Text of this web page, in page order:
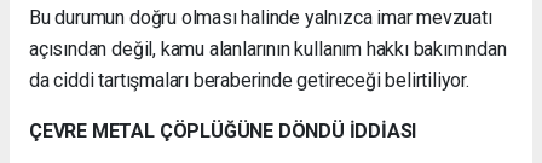
Bu durumun doğru olması halinde yalnızca imar mevzuatı
açısından değil, kamu alanlarının kullanım hakkı bakımından
da ciddi tartışmaları beraberinde getireceği belirtiliyor.
ÇEVRE METAL ÇÖPLÜĞÜNE DÖNDÜ İDDİASI